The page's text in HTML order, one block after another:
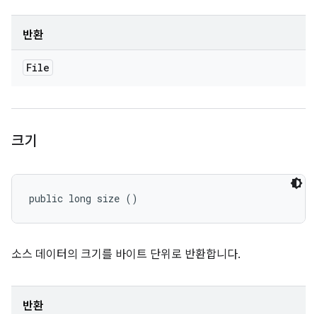
반환
File
크기
public long size ()
소스 데이터의 크기를 바이트 단위로 반환합니다.
반환